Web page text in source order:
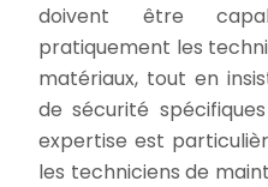
doivent être
pratiquement les
matériaux, tout en
de sécurité
expertise est
les techniciens de